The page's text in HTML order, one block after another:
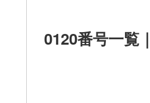
0120番号一覧